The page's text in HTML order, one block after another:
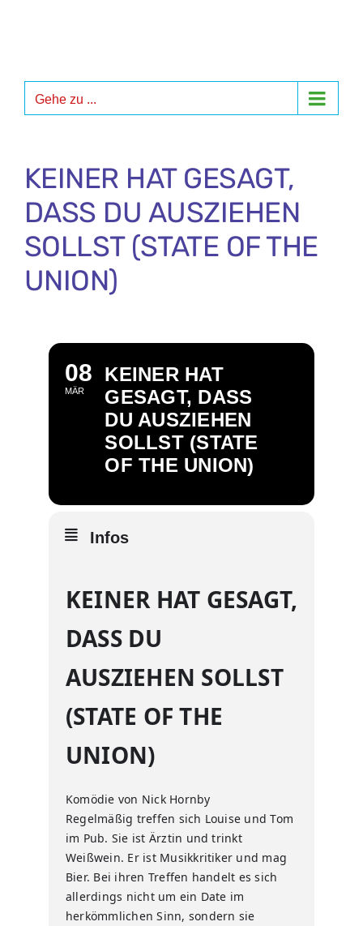
Gehe zu ...
KEINER HAT GESAGT,
DASS DU AUSZIEHEN
SOLLST (STATE OF THE
UNION)
08
MÄR
KEINER HAT
GESAGT, DASS
DU AUSZIEHEN
SOLLST (STATE
OF THE UNION)
Infos
KEINER HAT GESAGT,
DASS DU
AUSZIEHEN SOLLST
(STATE OF THE
UNION)
Komödie von Nick Hornby
Regelmäßig treffen sich Louise und Tom
im Pub. Sie ist Ärztin und trinkt
Weißwein. Er ist Musikkritiker und mag
Bier. Bei ihren Treffen handelt es sich
allerdings nicht um ein Date im
herkömmlichen Sinn, sondern sie